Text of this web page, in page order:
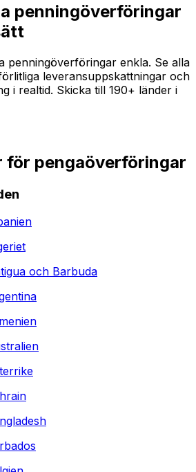
penningöverföringar
penningöverföringar enkla. Se alla
leveransuppskattningar och
i realtid. Skicka till 190+ länder i
för pengaöverföringar
och Barbuda